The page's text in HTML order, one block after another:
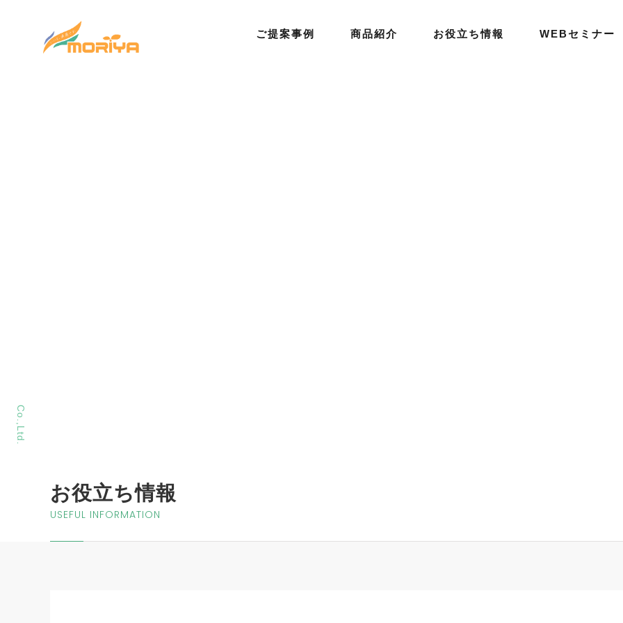
ご提案事例 商品紹介 お役立ち情報 WEBセミナー
Co.,Ltd.
お役立ち情報
USEFUL INFORMATION